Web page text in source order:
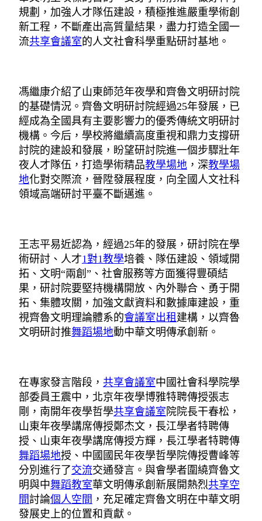
規劃，加強人才隊伍建設，積極推進嚴重學術創
新工程，不斷產出高質量結果，盡力打造全國一
流共享會議室的人文社會科學重點研討基地。
馮繼康介紹了山東師范年夜學和齊魯文明研討院
的基礎情況。齊魯文明研討院經過25年發展，已
經成為全國具有主要影響力的優秀傳統文明研討
機構。今后，學校將繼續高度重視和鼎力支撐研
討院的建設和發展，盼望研討院進一個步驟壯年
夜人才隊伍，打造學術精品教學場地 ，深教學場
地化對交際流，晉陞發展程度，向全國人文社科
領域高端研討平臺不斷邁進。
王志平易近認為，經過25年的發展，研討院在學
術研討、人才1對1教學培養、隊伍建設、領域開
拓、文明“兩創”、社會服務等方面獲得豐碩結
果，研討院要堅持機構開放、內外聯合、勇于開
拓、集體攻關，加強文獻資料和數據庫建設，重
視齊魯文明理論體系的會議室出租建構，以齊魯
文明研討推舞蹈場地動中華文明傳承創新。
在專家發言階段， 共享會議室中國社會科學院學
部委員王震中，北京年夜學博雅特聘傳授張志
剛，南開年夜學哲學共享會議室 院院長干春松，
山東年夜學講席傳授鄭杰文，長江學者特聘傳
授、山東年夜學講席傳授方輝，長江學者特聘傳
舞蹈場地授、中國國民年夜學哲學院傳授曹峰等
分別進行了交流交通發言。與會學者圍繞齊魯文
明與中舞蹈教室華文明傳承創新展開熱烈共享空
間討論個人空間 ，充足確定齊魯文明在中華文明
發展史上的位置和貢獻。